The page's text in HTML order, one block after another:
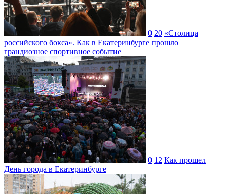
0 20 «Столица
российского бокса». Как в Екатеринбурге прошло
грандиозное спортивное событие
0 12 Как прошел
День города в Екатеринбурге